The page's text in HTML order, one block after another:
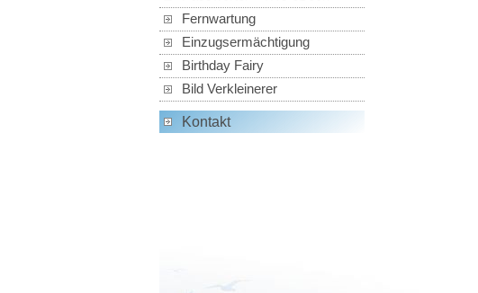
Fernwartung
Einzugsermächtigung
Birthday Fairy
Bild Verkleinerer
Kontakt